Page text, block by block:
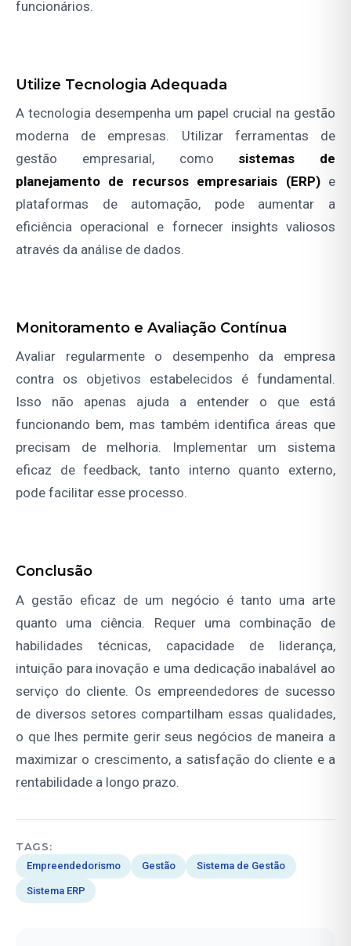
funcionários.
Utilize Tecnologia Adequada
A tecnologia desempenha um papel crucial na gestão
moderna de empresas. Utilizar ferramentas de
gestão empresarial, como sistemas de
planejamento de recursos empresariais (ERP)e
plataformas de automação, pode aumentar a
eficiência operacional e fornecer insights valiosos
através da análise de dados.
Monitoramento e Avaliação Contínua
Avaliar regularmente o desempenho da empresa
contra os objetivos estabelecidos é fundamental.
Isso não apenas ajuda a entender o que está
funcionando bem, mas também identifica áreas que
precisam de melhoria. Implementar um sistema
eficaz de feedback, tanto interno quanto externo,
pode facilitar esse processo.
Conclusão
A gestão eficaz de um negócio é tanto uma arte
quanto uma ciência. Requer uma combinação de
habilidades técnicas, capacidade de liderança,
intuição para inovação e uma dedicação inabalável ao
serviço do cliente. Os empreendedores de sucesso
de diversos setores compartilham essas qualidades,
o que lhes permite gerir seus negócios de maneira a
maximizar o crescimento, a satisfação do cliente e a
rentabilidade a longo prazo.
TAGS:
Empreendedorismo Gestão Sistema de Gestão
Sistema ERP